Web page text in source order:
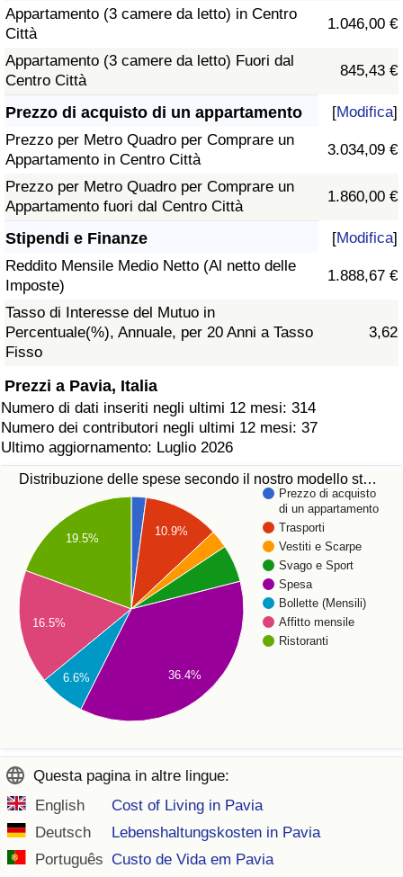
Appartamento (3 camere da letto) in Centro
Città
1.046,00 €
Appartamento (3 camere da letto) Fuori dal
Centro Città
845,43 €
Prezzo di acquisto di un appartamento [Modifica]
Prezzo per Metro Quadro per Comprare un
Appartamento in Centro Città
3.034,09 €
Prezzo per Metro Quadro per Comprare un
Appartamento fuori dal Centro Città
1.860,00 €
Stipendi e Finanze [Modifica]
Reddito Mensile Medio Netto (Al netto delle
Imposte)
1.888,67 €
Tasso di Interesse del Mutuo in
Percentuale(%), Annuale, per 20 Anni a Tasso
Fisso
3,62
Prezzi a Pavia, Italia
Numero di dati inseriti negli ultimi 12 mesi: 314
Numero dei contributori negli ultimi 12 mesi: 37
Ultimo aggiornamento: Luglio 2026
Distribuzione delle spese secondo il nostro modello st…
Prezzo di acquisto
di un appartamento
Trasporti
Vestiti e Scarpe
Svago e Sport
Spesa
Bollette (Mensili)
Affitto mensile
Ristoranti
10.9%
19.5%
16.5%
6.6% 36.4%
Questa pagina in altre lingue:
English
Cost of Living in Pavia
Deutsch
Lebenshaltungskosten in Pavia
Português Custo de Vida em Pavia